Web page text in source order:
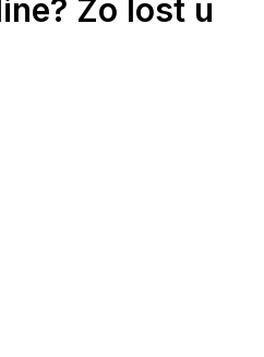
Zo lost u